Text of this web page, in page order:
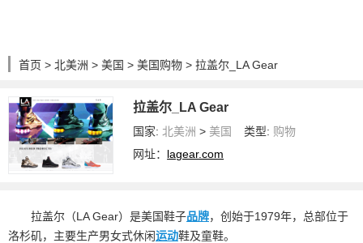
首页 > 北美洲 > 美国 > 美国购物 > 拉盖尔_LA Gear
拉盖尔_LA Gear
国家: 北美洲 > 美国 类型: 购物
网址： lagear.com
拉盖尔（LA Gear）是美国鞋子品牌，创始于1979年，总部位于
洛杉矶，主要生产男女式休闲运动鞋及童鞋。